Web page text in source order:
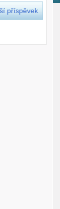
příspěvek